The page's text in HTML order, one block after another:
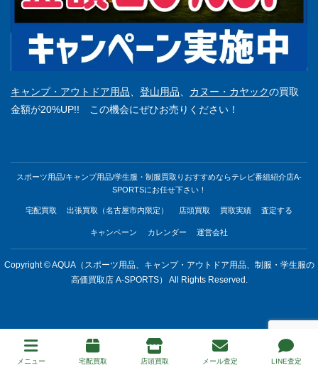
キャンプ・アウトドア用品 登山用品 カヌー・カヤックの買取
金額が20%UP!! この機会にぜひお売りください！
スポーツ用品/キャンプ用品/学生服・制服買取りおすすめならテレビ番組紹介店A-
SPORTSにお任せ下さい！
宅配買取 出張買取（名古屋市内限定） 店頭買取 買取実績 査定する
キャンペーン カレンダー 運営会社
Copyright © AQUA（スポーツ用品、キャンプ・アウトドア用品、制服・学生服の
高価買取店 A-SPORTS） All Rights Reserved.
メニュー 宅配買取 店頭買取 メール査定 LINE査定